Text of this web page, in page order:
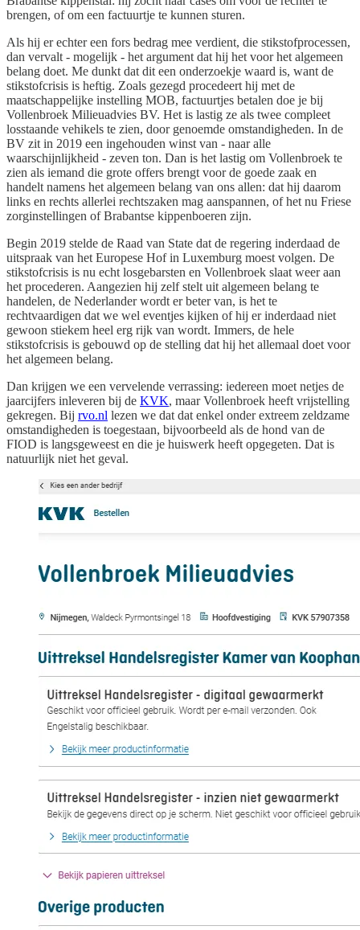
brengen, of om een factuurtje te kunnen sturen.
Als hij er echter een fors bedrag mee verdient, die stikstofprocessen,
dan vervalt - mogelijk - het argument dat hij het voor het algemeen
belang doet. Me dunkt dat dit een onderzoekje waard is, want de
stikstofcrisis is heftig. Zoals gezegd procedeert hij met de
maatschappelijke instelling MOB, factuurtjes betalen doe je bij
Vollenbroek Milieuadvies BV. Het is lastig ze als twee compleet
losstaande vehikels te zien, door genoemde omstandigheden. In de
BV zit in 2019 een ingehouden winst van - naar alle
waarschijnlijkheid - zeven ton. Dan is het lastig om Vollenbroek te
zien als iemand die grote offers brengt voor de goede zaak en
handelt namens het algemeen belang van ons allen: dat hij daarom
links en rechts allerlei rechtszaken mag aanspannen, of het nu Friese
zorginstellingen of Brabantse kippenboeren zijn.
Begin 2019 stelde de Raad van State dat de regering inderdaad de
uitspraak van het Europese Hof in Luxemburg moest volgen. De
stikstofcrisis is nu echt losgebarsten en Vollenbroek slaat weer aan
het procederen. Aangezien hij zelf stelt uit algemeen belang te
handelen, de Nederlander wordt er beter van, is het te
rechtvaardigen dat we wel eventjes kijken of hij er inderdaad niet
gewoon stiekem heel erg rijk van wordt. Immers, de hele
stikstofcrisis is gebouwd op de stelling dat hij het allemaal doet voor
het algemeen belang.
Dan krijgen we een vervelende verrassing: iedereen moet netjes de
jaarcijfers inleveren bij de KVK, maar Vollenbroek heeft vrijstelling
gekregen. Bij rvo.nl lezen we dat dat enkel onder extreem zeldzame
omstandigheden is toegestaan, bijvoorbeeld als de hond van de
FIOD is langsgeweest en die je huiswerk heeft opgegeten. Dat is
natuurlijk niet het geval.